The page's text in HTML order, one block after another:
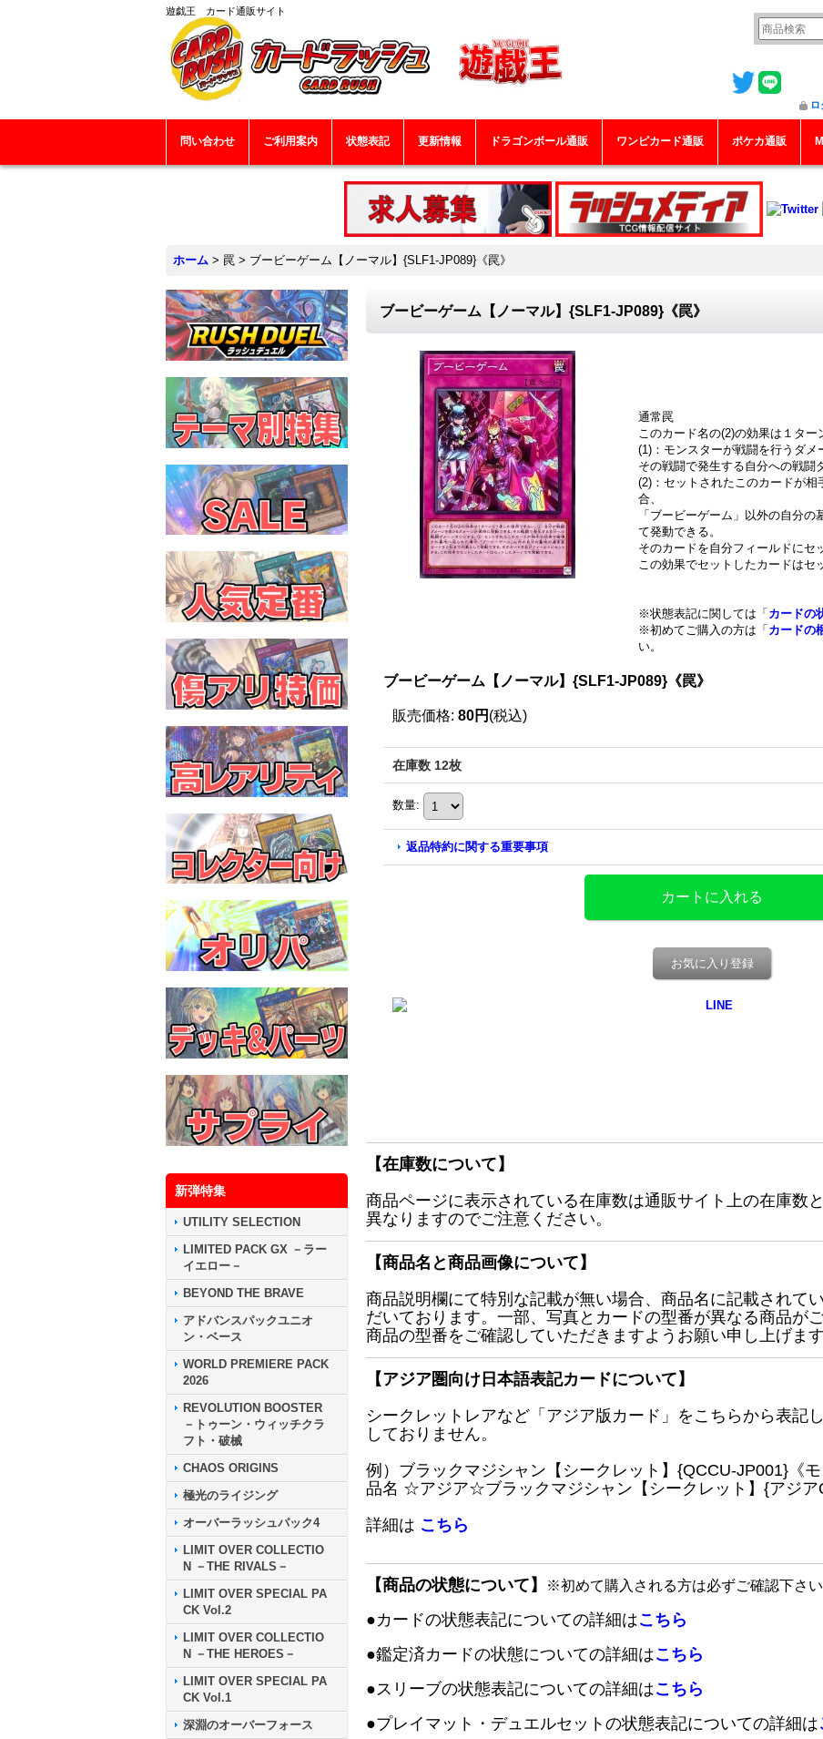
遊戯王 カード通販サイト
問い合わせ ご利用案内 状態表記 更新情報 ドラゴンボール通販 ワンピカード通販 ポケカ通販
ホーム > 罠 > ブービーゲーム【ノーマル】{SLF1-JP089}《罠》
新弾特集
UTILITY SELECTION
LIMITED PACK GX －ラー
イエロー－
BEYOND THE BRAVE
アドバンスパックユニオ
ン・ベース
WORLD PREMIERE PACK
2026
REVOLUTION BOOSTER
－トゥーン・ウィッチクラ
フト・破械
CHAOS ORIGINS
極光のライジング
オーバーラッシュパック4
LIMIT OVER COLLECTIO
N －THE RIVALS－
LIMIT OVER SPECIAL PA
CK Vol.2
LIMIT OVER COLLECTIO
N －THE HEROES－
LIMIT OVER SPECIAL PA
CK Vol.1
深淵のオーバーフォース
ブービーゲーム【ノーマル】{SLF1-JP089}《罠》
通常罠
このカード名の(2)の効果は１ター
(1)：モンスターが戦闘を行うダメ
その戦闘で発生する自分への戦闘
(2)：セットされたこのカードが
合、
「ブービーゲーム」以外の自分
て発動できる。
そのカードを自分フィールドにセ
この効果でセットしたカードはセ
※状態表記に関しては「 カードの
※初めてご購入の方は「 カードの
い。
ブービーゲーム【ノーマル】{SLF1-JP089}《罠》
販売価格: 80円 (税込)
在庫数 12枚
数量:
返品特約に関する重要事項
お気に入り登録
【在庫数について】
商品ページに表示されている在庫数は通販サイト上の在庫数
異なりますのでご注意ください。
【商品名と商品画像について】
商品説明欄にて特別な記載が無い場合、商品名に記載されて
だいております。一部、写真とカードの型番が異なる商品が
商品の型番をご確認していただきますようお願い申し上げます
【アジア圏向け日本語表記カードについて】
シークレットレアなど「アジア版カード」をこちらから表記
しておりません。
例）ブラックマジシャン【シークレット】{QCCU-JP001}《
品名 ☆アジア☆ブラックマジシャン【シークレット】{アジア
詳細は こちら
【商品の状態について】 ※初めて購入される方は必ずご確認下さい
●カードの状態表記についての詳細はこちら
●鑑定済カードの状態についての詳細はこちら
●スリーブの状態表記についての詳細はこちら
●プレイマット・デュエルセットの状態表記についての詳細は